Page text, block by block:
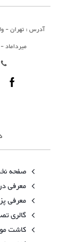
آدرس : تهران -
میرداماد -
صفحه
معرفی
معرفی
گالری
کاشت مو